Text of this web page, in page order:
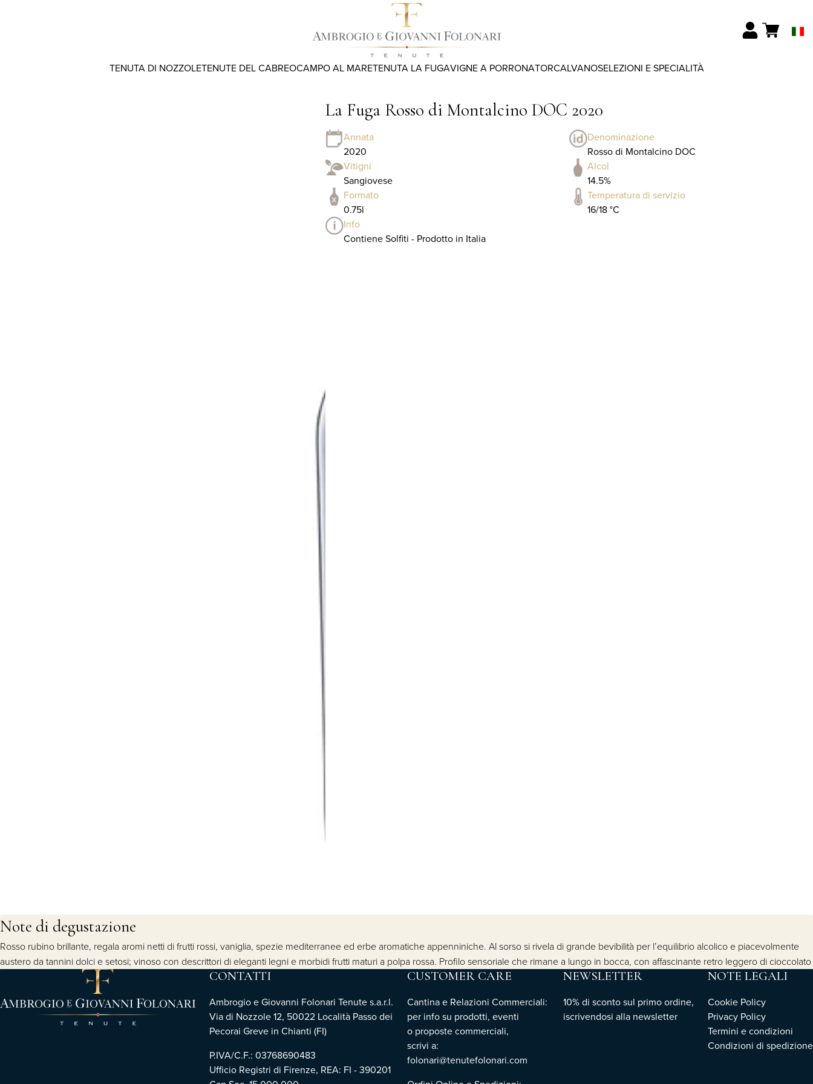
TENUTA DI NOZZOLETENUTE DEL CABREOCAMPO AL MARETENUTA LA FUGAVIGNE A PORRONATORCALVANOSELEZIONI E SPECIALITÀ
La Fuga Rosso di Montalcino DOC 2020
Annata
2020
Denominazione
Rosso di Montalcino DOC
Vitigni
Sangiovese
Alcol
14.5%
Formato
0.75l
Temperatura di servizio
16/18 °C
Info
Contiene Solfiti - Prodotto in Italia
Note di degustazione
Rosso rubino brillante, regala aromi netti di frutti rossi, vaniglia, spezie mediterranee ed erbe aromatiche appenniniche. Al sorso si rivela di grande bevibilità per l’equilibrio alcolico e piacevolmente
austero da tannini dolci e setosi; vinoso con descrittori di eleganti legni e morbidi frutti maturi a polpa rossa. Profilo sensoriale che rimane a lungo in bocca, con affascinante retro leggero di cioccolato
CONTATTI
Ambrogio e Giovanni Folonari Tenute s.a.r.l.
Via di Nozzole 12, 50022 Località Passo dei
Pecorai Greve in Chianti (FI)
P.IVA/C.F.: 03768690483
Ufficio Registri di Firenze, REA: FI - 390201
CUSTOMER CARE
Cantina e Relazioni Commerciali:
per info su prodotti, eventi
o proposte commerciali,
scrivi a:
folonari@tenutefolonari.com
NEWSLETTER
10% di sconto sul primo ordine,
iscrivendosi alla newsletter
NOTE LEGALI
Cookie Policy
Privacy Policy
Termini e condizioni
Condizioni di spedizione